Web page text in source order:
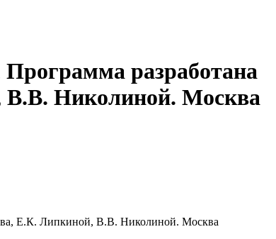
разработана
В.В. Николиной. Москва
Е.К. Липкиной, В.В. Николиной. Москва